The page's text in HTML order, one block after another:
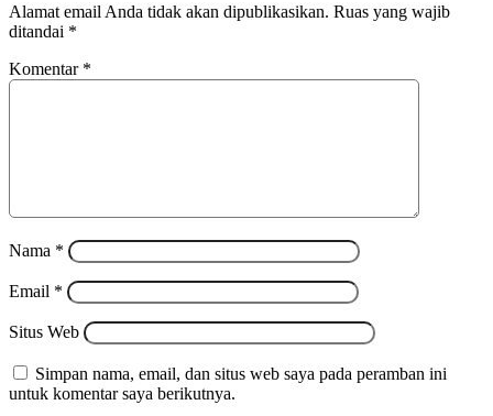
Alamat email Anda tidak akan dipublikasikan. Ruas yang wajib
ditandai *
Komentar *
Nama *
Email *
Situs Web
Simpan nama, email, dan situs web saya pada peramban ini
untuk komentar saya berikutnya.